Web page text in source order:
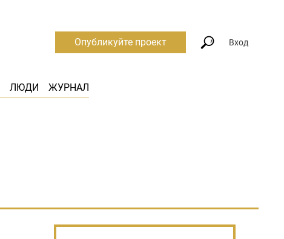
ЛЮДИ ЖУРНАЛ
Опубликуйте проект Вход